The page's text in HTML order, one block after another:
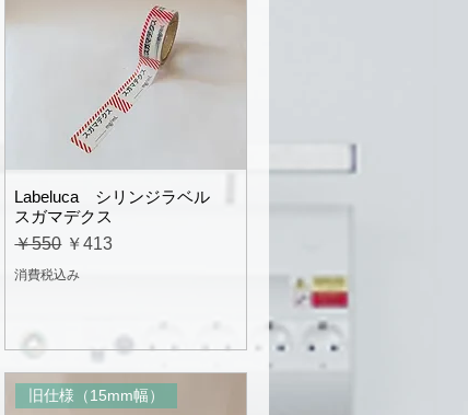
Labeluca シリンジラベル
スガマデクス
通常価格
￥550 セール価格
￥413
消費税込み
旧仕様（15mm幅）